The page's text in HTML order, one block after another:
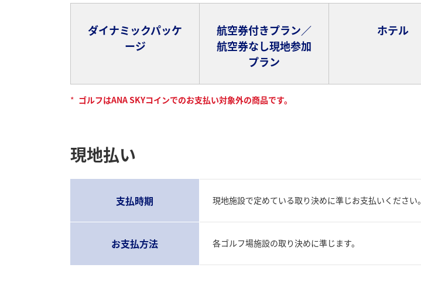
ダイナミックパッケ
ージ
航空券付きプラン／
航空券なし現地参加
プラン
ホテル
* ゴルフはANA SKYコインでのお支払い対象外の商品です。
現地払い
支払時期 現地施設で定めている取り決めに準じお支払いください。
お支払方法 各ゴルフ場施設の取り決めに準じます。